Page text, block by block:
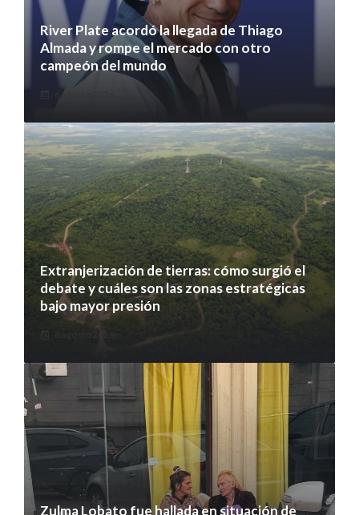
River Plate acordó la llegada de Thiago
Almada y rompe el mercado con otro
campeón del mundo
6 agosto 2026
Extranjerización de tierras: cómo surgió el
debate y cuáles son las zonas estratégicas
bajo mayor presión
Zulma Lobato fue hallada en situación de